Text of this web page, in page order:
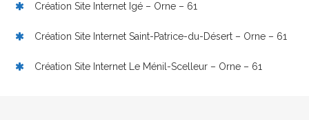
Création Site Internet Igé – Orne – 61
Création Site Internet Saint-Patrice-du-Désert – Orne – 61
Création Site Internet Le Ménil-Scelleur – Orne – 61